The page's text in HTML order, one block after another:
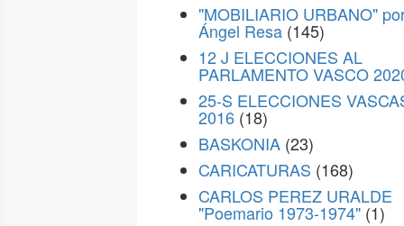
"MOBILIARIO URBANO"
Ángel Resa (145)
12 J ELECCIONES AL
PARLAMENTO VASCO
25-S ELECCIONES
2016 (18)
BASKONIA (23)
CARICATURAS (168)
CARLOS PEREZ URALDE
"Poemario 1973-1974" (1)